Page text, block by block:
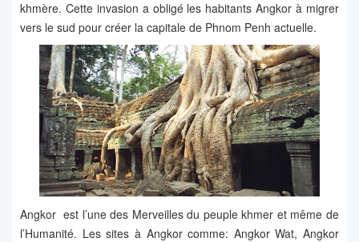
khmère. Cette invasion a obligé les habitants Angkor à migrer
vers le sud pour créer la capitale de Phnom Penh actuelle.
Angkor est l’une des Merveilles du peuple khmer et même de
l’Humanité. Les sites à Angkor comme: Angkor Wat, Angkor